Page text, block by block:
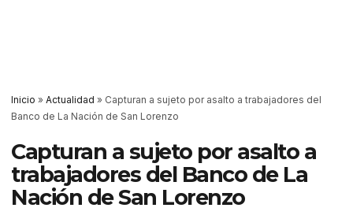
Inicio » Actualidad » Capturan a sujeto por asalto a trabajadores del
Banco de La Nación de San Lorenzo
Capturan a sujeto por asalto a
trabajadores del Banco de La
Nación de San Lorenzo